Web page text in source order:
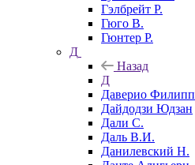
Гэлбрейт Р.
Гюго В.
Гюнтер Р.
Д
Назад
Д
Даверио Филипп
Дайдодзи Юдзан
Дали С.
Даль В.И.
Данилевский Н.